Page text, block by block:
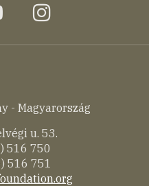
youtubeinstagram
- Magyarország
u. 53.
516 750
516 751